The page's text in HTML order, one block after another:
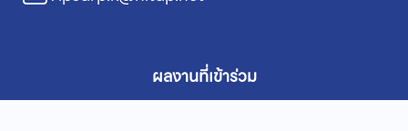
ผลงานที่เข้าร่วม